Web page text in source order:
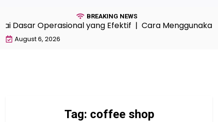
BREAKING NEWS
Dasar Operasional yang Efektif |Cara Menggunakan
August 6, 2026
Tag: coffee shop